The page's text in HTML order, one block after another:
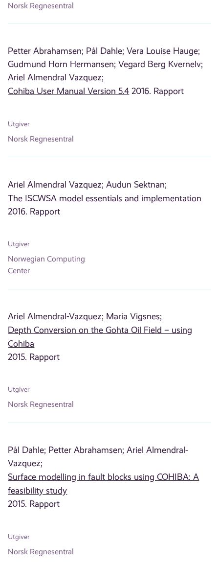
Norsk Regnesentral
Petter Abrahamsen; Pål Dahle; Vera Louise Hauge;
Gudmund Horn Hermansen; Vegard Berg Kvernelv;
Ariel Almendral Vazquez;
Cohiba User Manual Version 5.4 2016. Rapport
Utgiver
Norsk Regnesentral
Ariel Almendral Vazquez; Audun Sektnan;
The ISCWSA model essentials and implementation
2016. Rapport
Utgiver
Norwegian Computing
Center
Ariel Almendral-Vazquez; Maria Vigsnes;
Depth Conversion on the Gohta Oil Field – using
Cohiba
2015. Rapport
Utgiver
Norsk Regnesentral
Pål Dahle; Petter Abrahamsen; Ariel Almendral-
Vazquez;
Surface modelling in fault blocks using COHIBA: A
feasibility study
2015. Rapport
Utgiver
Norsk Regnesentral